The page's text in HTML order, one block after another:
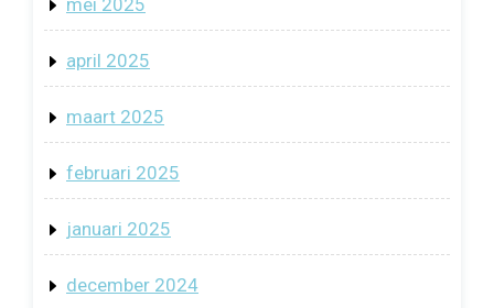
april 2025
maart 2025
februari 2025
januari 2025
december 2024